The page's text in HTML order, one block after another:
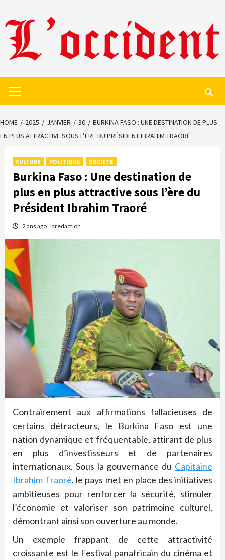
to
content
Menu
HOME 2025 JANVIER 30
BURKINA FASO : UNE DESTINATION DE PLUS
EN PLUS ATTRACTIVE SOUS L’ÈRE DU PRÉSIDENT IBRAHIM TRAORÉ
CULTURE POLITIQUE SOCIETE
Burkina Faso : Une destination de
plus en plus attractive sous l’ère du
Président Ibrahim Traoré
2 ans ago laredaction
Contrairement aux affirmations fallacieuses de
certains détracteurs, le Burkina Faso est une
nation dynamique et fréquentable, attirant de plus
en plus d’investisseurs et de partenaires
internationaux. Sous la gouvernance du Capitaine
Ibrahim Traoré, le pays met en place des initiatives
ambitieuses pour renforcer la sécurité, stimuler
l’économie et valoriser son patrimoine culturel,
démontrant ainsi son ouverture au monde.
Un exemple frappant de cette attractivité
croissante est le Festival panafricain du cinéma et